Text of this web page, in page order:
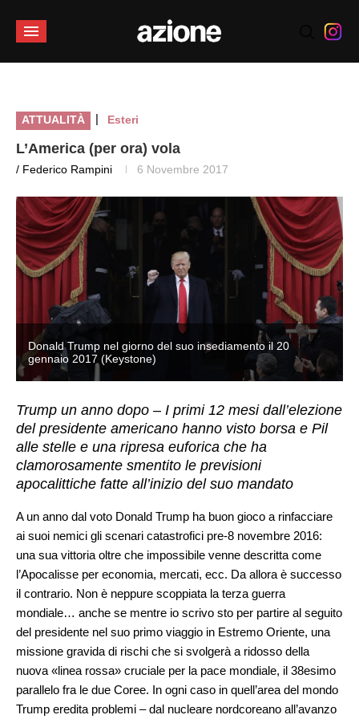
ATTUALITÀ | Esteri
L’America (per ora) vola
/ Federico Rampini 6 Novembre 2017
Donald Trump nel giorno del suo insediamento il 20
gennaio 2017 (Keystone)
Trump un anno dopo – I primi 12 mesi dall’elezione
del presidente americano hanno visto borsa e Pil
alle stelle e una ripresa euforica che ha
clamorosamente smentito le previsioni
apocalittiche fatte all’inizio del suo mandato
A un anno dal voto Donald Trump ha buon gioco a rinfacciare
ai suoi nemici gli scenari catastrofici pre-8 novembre 2016:
una sua vittoria oltre che impossibile venne descritta come
l’Apocalisse per economia, mercati, ecc. Da allora è successo
il contrario. Non è neppure scoppiata la terza guerra
mondiale… anche se mentre io scrivo sto per partire al seguito
del presidente nel suo primo viaggio in Estremo Oriente, una
missione gravida di rischi che si svolgerà a ridosso della
nuova «linea rossa» cruciale per la pace mondiale, il 38esimo
parallelo fra le due Coree. In ogni caso in quell’area del mondo
Trump eredita problemi – dal nucleare nordcoreano all’avanzo